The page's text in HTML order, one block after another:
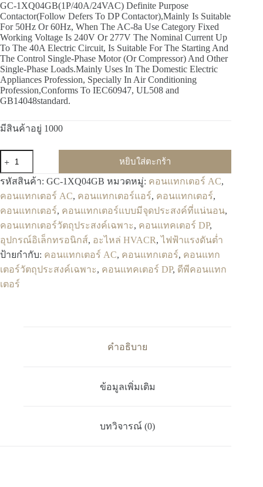
GC-1XQ04GB(1P/40A/24VAC) Definite Purpose
Contactor(Follow Defers To DP Contactor),Mainly Is Suitable
For 50Hz Or 60Hz, When The AC-8a Use Category Fixed
Working Voltage Is 240V Or 277V The Nominal Current Up
To The 40A Electric Circuit, Is Suitable For The Starting And
The Control Single-Phase Motor (Or Compressor) And Other
Single-Phase Loads.Mainly Uses In The Domestic Electric
Appliances Profession, Specially In Air Conditioning
Profession,Conforms To IEC60947, UL508 and
GB14048standard.
มีสินค้าอยู่ 1000
หยิบใส่ตะกร้า
รหัสสินค้า: GC-1XQ04GB หมวดหมู่: คอนแทกเตอร์ AC,
คอนแทกเตอร์ AC, คอนแทกเตอร์แอร์, คอนแทกเตอร์,
คอนแทกเตอร์, คอนแทกเตอร์แบบมีจุดประสงค์ที่แน่นอน,
คอนแทกเตอร์วัตถุประสงค์เฉพาะ, คอนแทคเตอร์ DP,
อุปกรณ์อิเล็กทรอนิกส์, อะไหล่ HVACR,ไฟฟ้าแรงดันต่ำ
ป้ายกำกับ: คอนแทกเตอร์ AC, คอนแทกเตอร์, คอนแทก
เตอร์วัตถุประสงค์เฉพาะ, คอนแทคเตอร์ DP, ดีพีคอนแทก
เตอร์
คำอธิบาย
ข้อมูลเพิ่มเติม
บทวิจารณ์ (0)